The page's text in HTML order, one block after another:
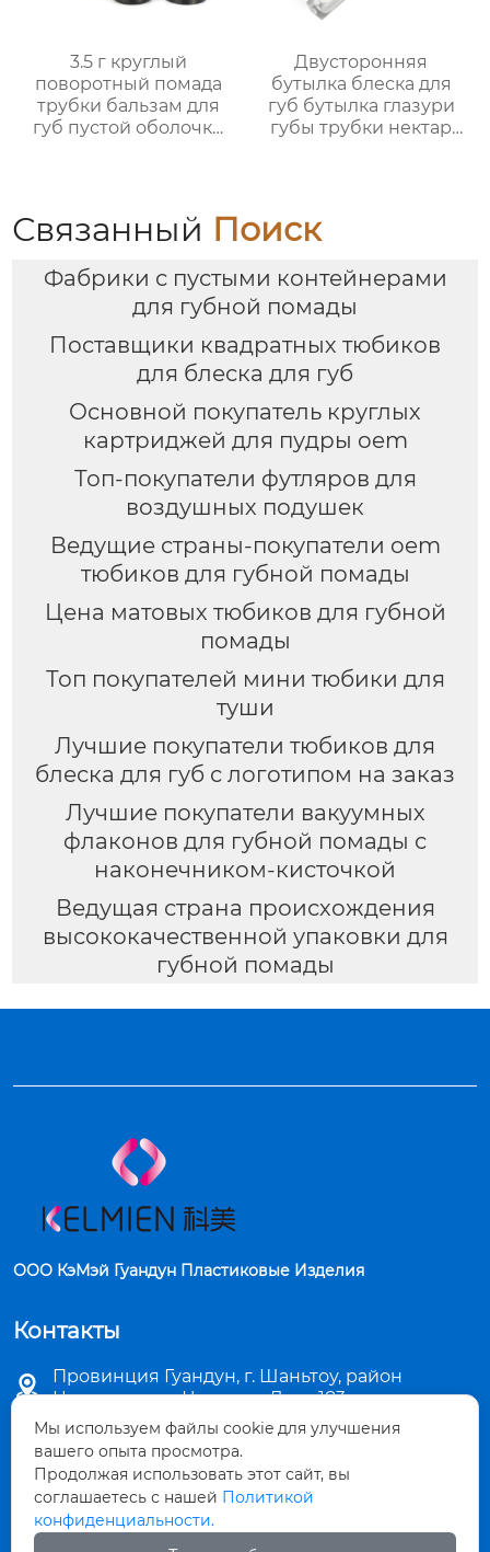
3.5 г круглый
поворотный помада
трубки бальзам для
губ пустой оболочки
Двусторонняя
бутылка блеска для
губ бутылка глазури
губы трубки нектар
Связанный Поиск
Фабрики с пустыми контейнерами
для губной помады
Поставщики квадратных тюбиков
для блеска для губ
Основной покупатель круглых
картриджей для пудры oem
Топ-покупатели футляров для
воздушных подушек
Ведущие страны-покупатели oem
тюбиков для губной помады
Цена матовых тюбиков для губной
помады
Топ покупателей мини тюбики для
туши
Лучшие покупатели тюбиков для
блеска для губ с логотипом на заказ
Лучшие покупатели вакуумных
флаконов для губной помады с
наконечником-кисточкой
Ведущая страна происхождения
высококачественной упаковки для
губной помады
ООО КэМэй Гуандун Пластиковые Изделия
Контакты

Провинция Гуандун, г. Шаньтоу, район
Цзиньпин, ул. Чаошань Лу, д. 183
 sales5@stkemei.com
 +86-754-82124723
Мы используем файлы cookie для улучшения
вашего опыта просмотра.
Продолжая использовать этот сайт, вы
соглашаетесь с нашей Политикой
конфиденциальности.